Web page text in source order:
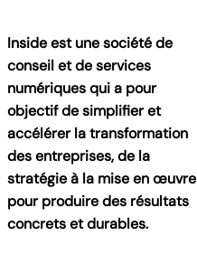
Inside est une société de
conseil et de services
numériques qui a pour
objectif de simplifier et
accélérer la transformation
des entreprises, de la
stratégie à la mise en œuvre
pour produire des résultats
concrets et durables.